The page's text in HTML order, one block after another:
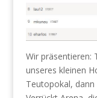
Wir präsentieren:
unseres kleinen
Teutopokal,